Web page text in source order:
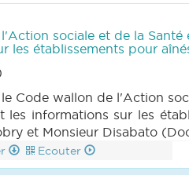
sociale et de la
les établissements pour
Code wallon de l'Action
informations sur les
et Monsieur Disabato
Ecouter